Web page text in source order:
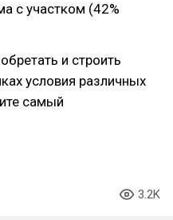
с участком (42%
и строить
условия различных
самый
3.2K